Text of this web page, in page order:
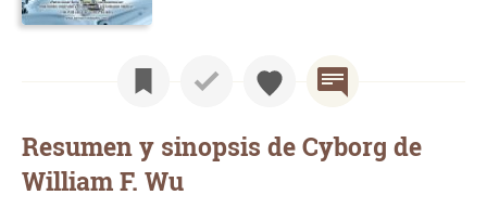
Resumen y sinopsis de Cyborg de
William F. Wu